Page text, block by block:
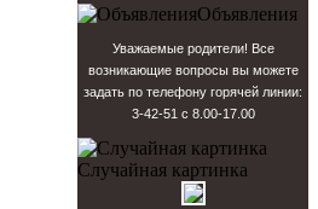
Объявления
Уважаемые родители! Все
возникающие вопросы вы можете
задать по телефону горячей линии:
3-42-51 с 8.00-17.00
Случайная картинка